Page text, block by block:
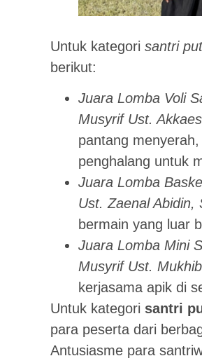
Untuk kategori santri
berikut:
Juara Lomba Voli
Musyrif Ust.
pantang
penghalang untuk
Juara Lomba
Ust. Zaenal Abidin,
bermain yang luar
Juara Lomba Mini
Musyrif Ust.
kerjasama apik di
Untuk kategori santri
para peserta dari
Antusiasme para